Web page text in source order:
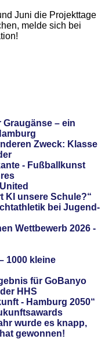
Juni die Projekttage
melde sich bei
– ein
Zweck: Klasse
- Fußballkunst
KI unsere Schule?“
bei Jugend-
Wettbewerb 2026 -
1000 kleine
für GoBanyo
HHS
- Hamburg 2050“
wurde es knapp,
gewonnen!